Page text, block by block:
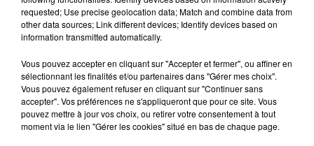
Cambriolages : une hausse de 5,8 % enregistrée en France en
juillet...
requested; Use precise geolocation data; Match and combine data from
other data sources; Link different devices; Identify devices based on
information transmitted automatically.
Vous pouvez accepter en cliquant sur "Accepter et fermer", ou affiner en
sélectionnant les finalités et/ou partenaires dans "Gérer mes choix".
Vous pouvez également refuser en cliquant sur "Continuer sans
accepter". Vos préférences ne s'appliqueront que pour ce site. Vous
pouvez mettre à jour vos choix, ou retirer votre consentement à tout
moment via le lien "Gérer les cookies" situé en bas de chaque page.